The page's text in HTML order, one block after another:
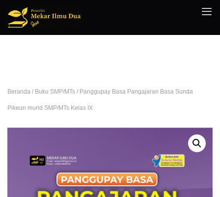
Beranda / Buku SMP/MTs / Panggupay Basa Pangajaran Basa Sunda
Pikeun murid SMP/MTs Kelas IX